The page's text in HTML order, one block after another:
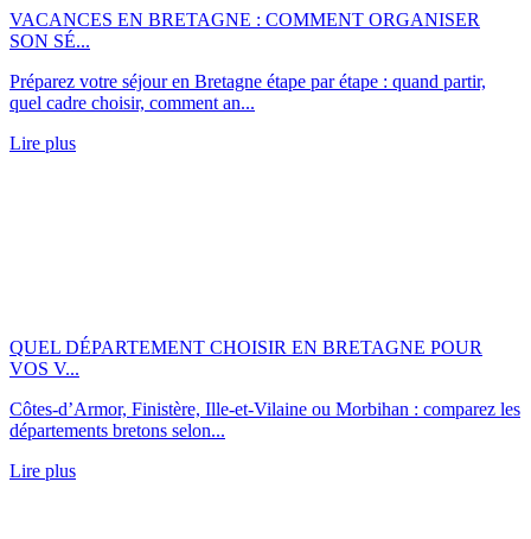
VACANCES EN BRETAGNE : COMMENT ORGANISER
SON SÉ...
Préparez votre séjour en Bretagne étape par étape : quand partir,
quel cadre choisir, comment an...
Lire plus
QUEL DÉPARTEMENT CHOISIR EN BRETAGNE POUR
VOS V...
Côtes-d’Armor, Finistère, Ille-et-Vilaine ou Morbihan : comparez les
départements bretons selon...
Lire plus